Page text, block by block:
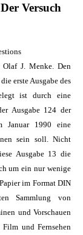
Versuch
J. Menke. Den
die erste Ausgabe des
ist durch eine
Ausgabe 124 der
Januar 1990 eine
sein soll. Nicht
Ausgabe 13 die
um ein nur wenige
im Format DIN
Sammlung von
und Vorschauen
und Fernsehen